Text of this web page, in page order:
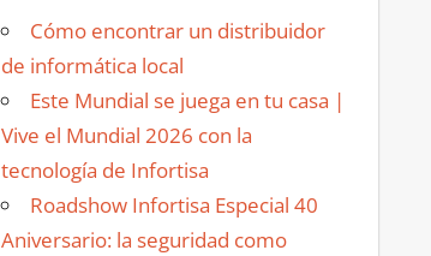
Cómo encontrar un distribuidor
de informática local
Este Mundial se juega en tu casa |
Vive el Mundial 2026 con la
tecnología de Infortisa
Roadshow Infortisa Especial 40
Aniversario: la seguridad como